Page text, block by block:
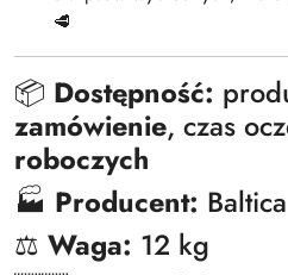
🥩
📦 Dostępność:
zamówienie, czas
roboczych
🏭 Producent: Baltica
⚖️ Waga: 12 kg